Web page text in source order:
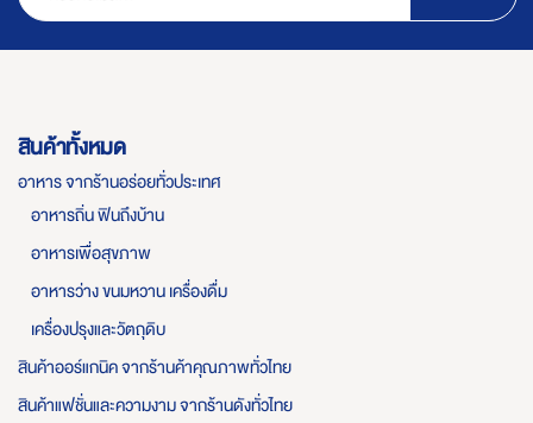
สินค้าทั้งหมด
อาหาร จากร้านอร่อยทั่วประเทศ
อาหารถิ่น ฟินถึงบ้าน
อาหารเพื่อสุขภาพ
อาหารว่าง ขนมหวาน เครื่องดื่ม
เครื่องปรุงและวัตถุดิบ
สินค้าออร์แกนิค จากร้านค้าคุณภาพทั่วไทย
สินค้าแฟชั่นและความงาม จากร้านดังทั่วไทย